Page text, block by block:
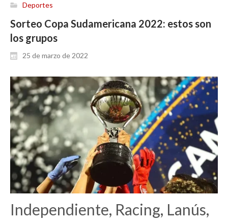
Deportes
Sorteo Copa Sudamericana 2022: estos son
los grupos
25 de marzo de 2022
Independiente, Racing, Lanús,